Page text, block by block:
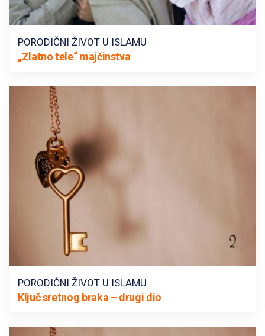
PORODIČNI ŽIVOT U ISLAMU
„Zlatno tele“ majčinstva
PORODIČNI ŽIVOT U ISLAMU
Ključ sretnog braka – drugi dio